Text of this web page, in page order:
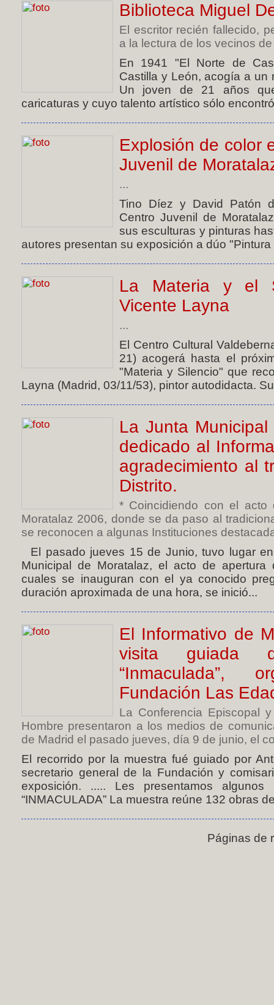
Biblioteca Miguel
El escritor recién fallecido,
a la lectura de los vecinos
En 1941 "El Norte de
Castilla y León, acogía a un
Un joven de 21 años
caricaturas y cuyo talento artístico sólo
Explosión de color
Juvenil de
...
Tino Díez y David Patón
Centro Juvenil de
sus esculturas y pinturas
autores presentan su exposición a dúo
La Materia y el
Vicente Layna
...
El Centro Cultural
21) acogerá hasta el
"Materia y Silencio" que
Layna (Madrid, 03/11/53), pintor autodidacta.
La Junta
dedicado al
agradecimiento al
Distrito.
* Coincidiendo con el
Moratalaz 2006, donde se da paso al
se reconocen a algunas Instituciones
El pasado jueves 15 de Junio, tuvo lugar
Municipal de Moratalaz, el acto de
cuales se inauguran con el ya conocido
duración aproximada de una hora, se inició...
El Informativo de
visita guiada
“Inmaculada”,
Fundación Las
La Conferencia Episcopal
Hombre presentaron a los medios de
de Madrid el pasado jueves, día 9 de junio, el
El recorrido por la muestra fué guiado por
secretario general de la Fundación y
exposición. ..... Les presentamos algunos
“INMACULADA” La muestra reúne 132 obras
Páginas de